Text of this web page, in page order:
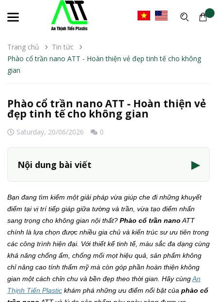
Trang chủ
Tin tức
Phào cổ trần nano ATT - Hoàn thiện vẻ đẹp tinh tế cho không
gian
Phào cổ trần nano ATT - Hoàn thiện vẻ
đẹp tinh tế cho không gian
Saturday, 20/06/2026 0
Nội dung bài viết ▶
Bạn đang tìm kiếm một giải pháp vừa giúp che đi những khuyết
điểm tại vị trí tiếp giáp giữa tường và trần, vừa tạo điểm nhấn
sang trọng cho không gian nội thất? Phào cổ trần nano ATT
chính là lựa chọn được nhiều gia chủ và kiến trúc sư ưu tiên trong
các công trình hiện đại. Với thiết kế tinh tế, màu sắc đa dạng cùng
khả năng chống ẩm, chống mối mọt hiệu quả, sản phẩm không
chỉ nâng cao tính thẩm mỹ mà còn góp phần hoàn thiện không
gian một cách chỉn chu và bền đẹp theo thời gian. Hãy cùngAn
Thịnh Tiến Plastic khám phá những ưu điểm nổi bật của phào cổ